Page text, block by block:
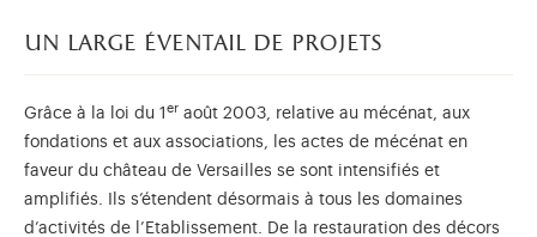
un large éventail de projets
Grâce à la loi du 1 er août 2003, relative au mécénat, aux
fondations et aux associations, les actes de mécénat en
faveur du château de Versailles se sont intensifiés et
amplifiés. Ils s’étendent désormais à tous les domaines
d’activités de l’Etablissement. De la restauration des décors